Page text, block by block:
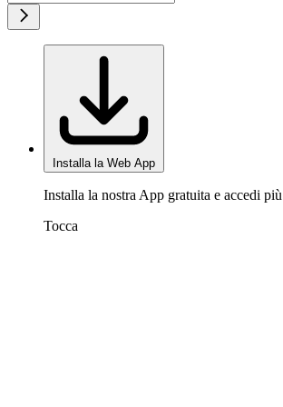
Installa la Web App
Installa la nostra App gratuita e accedi
Tocca